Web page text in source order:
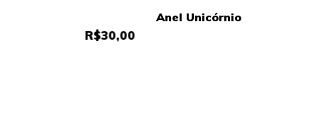
R$30,00
Anel Unicórnio